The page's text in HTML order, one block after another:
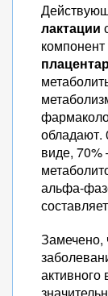
лактации
обладают.
виде, 70%
альфа-
Замечено,